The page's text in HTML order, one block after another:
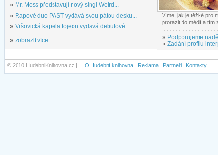
» Mr. Moss představují nový singl Weird...
» Rapové duo PAST vydává svou pátou desku...
» Vršovická kapela tojeon vydává debutové...
» zobrazit více...
Víme, jak je těžké pro
prorazit do médií a tím
» Podporujeme
» Zadání profilu
© 2010 HudebniKnihovna.cz | O Hudební knihovna Reklama Partneři Kontakty